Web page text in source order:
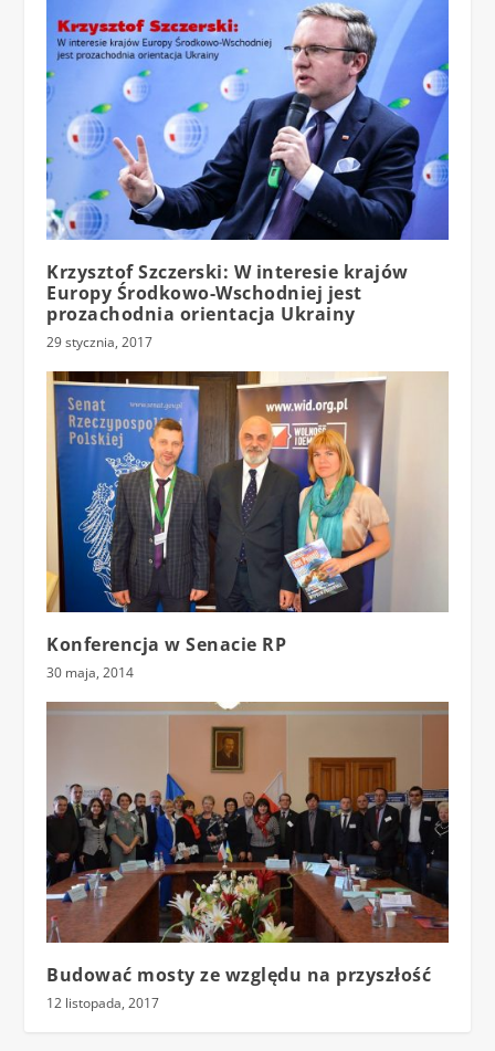
Krzysztof Szczerski: W interesie krajów
Europy Środkowo-Wschodniej jest
prozachodnia orientacja Ukrainy
29 stycznia, 2017
Konferencja w Senacie RP
30 maja, 2014
Budować mosty ze względu na przyszłość
12 listopada, 2017